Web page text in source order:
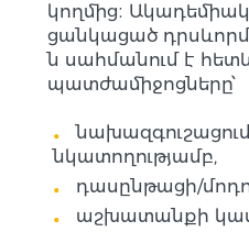
կողմից։
ցանկացած
ն սահմանում է
պատժամիջոցները՝
նկատողությամբ,
դասընթացի/
աշխատանքի